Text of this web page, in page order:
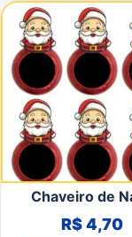
Chaveiro de
R$4,70